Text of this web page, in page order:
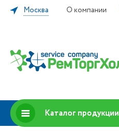
Москва О компании
Каталог продукции